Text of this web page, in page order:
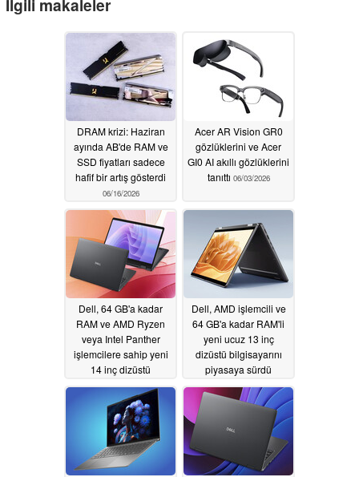
İlgili makaleler
DRAM krizi: Haziran
ayında AB'de RAM ve
SSD fiyatları sadece
hafif bir artış gösterdi
06/16/2026
Acer AR Vision GR0
gözlüklerini ve Acer
GI0 AI akıllı gözlüklerini
tanıttı 06/03/2026
Dell, 64 GB'a kadar
RAM ve AMD Ryzen
veya Intel Panther
işlemcilere sahip yeni
14 inç dizüstü
bilgisayarlarını
piyasaya sürdü
05/29/2026
Dell, AMD işlemcili ve
64 GB'a kadar RAM'li
yeni ucuz 13 inç
dizüstü bilgisayarını
piyasaya sürdü
05/29/2026